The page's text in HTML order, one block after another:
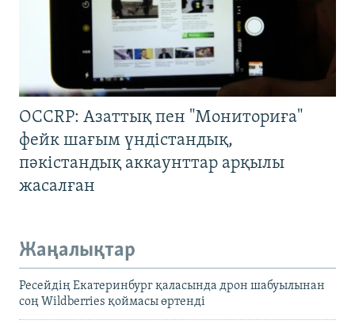
OCCRP: Азаттық пен "Мониториға"
фейк шағым үндістандық,
пәкістандық аккаунттар арқылы
жасалған
Жаңалықтар
Ресейдің Екатеринбург қаласында дрон шабуылынан
соң Wildberries қоймасы өртенді